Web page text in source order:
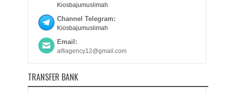
Kiosbajumuslimah
Channel Telegram:
Kiosbajumuslimah
Email:
alfiagency12@gmail.com
TRANSFER BANK